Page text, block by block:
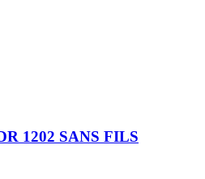
1202 SANS FILS